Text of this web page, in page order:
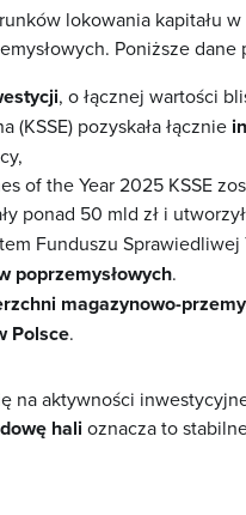
lokowania kapitału
Poniższe
, o łącznej wartości
pozyskała łącznie
of the Year 2025 KSSE
ponad 50 mld zł i
Funduszu
poprzemysłowych.
magazynowo-
Polsce.
aktywności
hali oznacza to